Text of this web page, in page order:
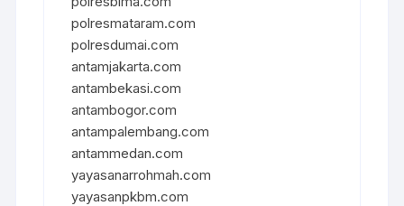
polresmataram.com
polresdumai.com
antamjakarta.com
antambekasi.com
antambogor.com
antampalembang.com
antammedan.com
yayasanarrohmah.com
yayasanpkbm.com